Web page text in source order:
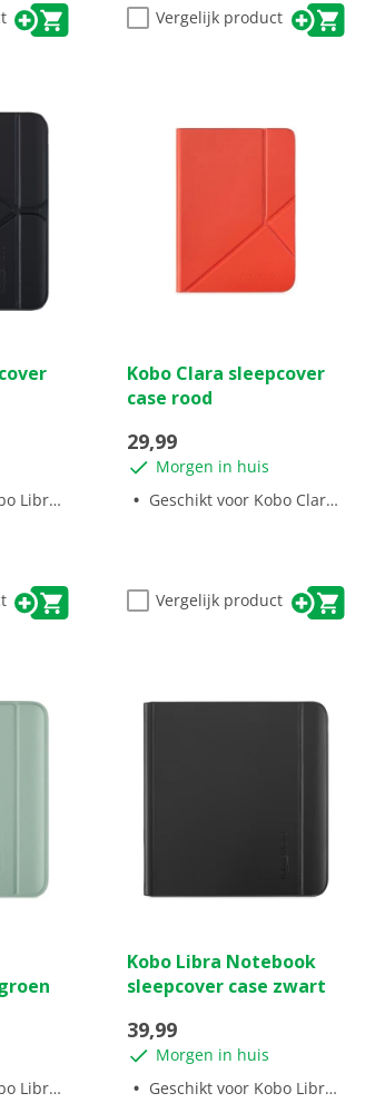
Vergelijk product
Colour
van
de
sterren.
Kobo Clara sleepcover
case rood
29,99
Morgen in huis
Geschikt voor Kobo Clara BW/Colour
Vergelijk product
Colour
van
de
sterren.
Kobo Libra Notebook
sleepcover case zwart
39,99
Morgen in huis
Geschikt voor Kobo Libra Colour